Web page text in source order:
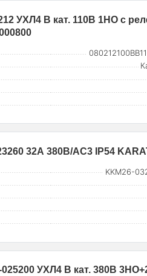
УХЛ4 В кат. 110В 1НО с
32А 380В/АС3 IP54
KKM26-
УХЛ4 В кат. 380В